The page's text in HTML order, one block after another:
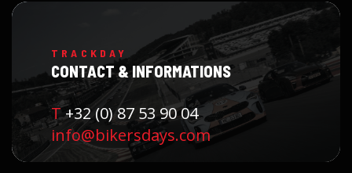
TRACKDAY
CONTACT & INFORMATIONS
T+32 (0) 87 53 90 04
info@bikersdays.com